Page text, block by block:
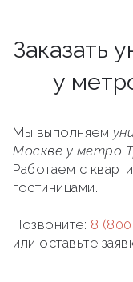
Заказать
у
Мы выполняем
Москве у метро
Работаем с
гостиницами.
Позвоните: 8
или оставьте